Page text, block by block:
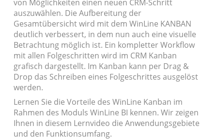
von Möglichkeiten einen neuen CRM-Schritt
auszuwählen. Die Aufbereitung der
Gesamtübersicht wird mit dem WinLine KANBAN
deutlich verbessert, in dem nun auch eine visuelle
Betrachtung möglich ist. Ein kompletter Workflow
mit allen Folgeschritten wird im CRM Kanban
grafisch dargestellt. Im Kanban kann per Drag &
Drop das Schreiben eines Folgeschrittes ausgelöst
werden.
Lernen Sie die Vorteile des WinLine Kanban im
Rahmen des Moduls WinLine BI kennen. Wir zeigen
Ihnen in diesem Lernvideo die Anwendungsgebiete
und den Funktionsumfang.